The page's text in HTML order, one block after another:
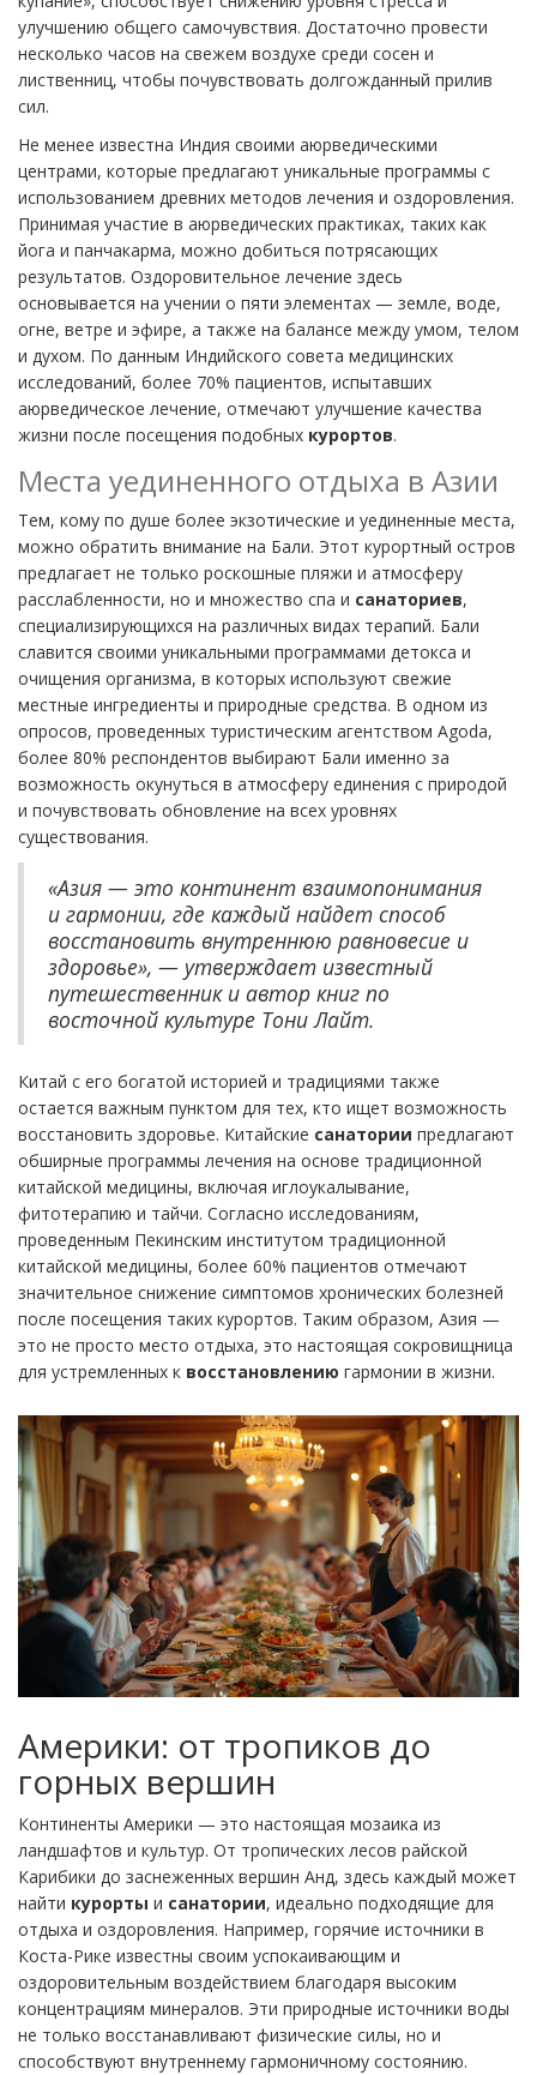
улучшению общего самочувствия. Достаточно провести
несколько часов на свежем воздухе среди сосен и
лиственниц, чтобы почувствовать долгожданный прилив
сил.
Не менее известна Индия своими аюрведическими
центрами, которые предлагают уникальные программы с
использованием древних методов лечения и оздоровления.
Принимая участие в аюрведических практиках, таких как
йога и панчакарма, можно добиться потрясающих
результатов. Оздоровительное лечение здесь
основывается на учении о пяти элементах — земле, воде,
огне, ветре и эфире, а также на балансе между умом, телом
и духом. По данным Индийского совета медицинских
исследований, более 70% пациентов, испытавших
аюрведическое лечение, отмечают улучшение качества
жизни после посещения подобных курортов.
Места уединенного отдыха в Азии
Тем, кому по душе более экзотические и уединенные места,
можно обратить внимание на Бали. Этот курортный остров
предлагает не только роскошные пляжи и атмосферу
расслабленности, но и множество спа и санаториев,
специализирующихся на различных видах терапий. Бали
славится своими уникальными программами детокса и
очищения организма, в которых используют свежие
местные ингредиенты и природные средства. В одном из
опросов, проведенных туристическим агентством Agoda,
более 80% респондентов выбирают Бали именно за
возможность окунуться в атмосферу единения с природой
и почувствовать обновление на всех уровнях
существования.
«Азия — это континент взаимопонимания
и гармонии, где каждый найдет способ
восстановить внутреннюю равновесие и
здоровье», — утверждает известный
путешественник и автор книг по
восточной культуре Тони Лайт.
Китай с его богатой историей и традициями также
остается важным пунктом для тех, кто ищет возможность
восстановить здоровье. Китайские санатории предлагают
обширные программы лечения на основе традиционной
китайской медицины, включая иглоукалывание,
фитотерапию и тайчи. Согласно исследованиям,
проведенным Пекинским институтом традиционной
китайской медицины, более 60% пациентов отмечают
значительное снижение симптомов хронических болезней
после посещения таких курортов. Таким образом, Азия —
это не просто место отдыха, это настоящая сокровищница
для устремленных к восстановлению гармонии в жизни.
Америки: от тропиков до
горных вершин
Континенты Америки — это настоящая мозаика из
ландшафтов и культур. От тропических лесов райской
Карибики до заснеженных вершин Анд, здесь каждый может
найти курорты и санатории, идеально подходящие для
отдыха и оздоровления. Например, горячие источники в
Коста-Рике известны своим успокаивающим и
оздоровительным воздействием благодаря высоким
концентрациям минералов. Эти природные источники воды
не только восстанавливают физические силы, но и
способствуют внутреннему гармоничному состоянию.